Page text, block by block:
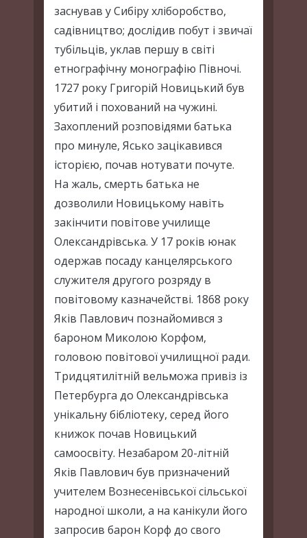
заснував у Сибіру хліборобство,
садівництво; дослідив побут і звичаї
тубільців, уклав першу в світі
етнографічну монографію Півночі.
1727 року Григорій Новицький був
убитий і похований на чужині.
Захоплений розповідями батька
про минуле, Ясько зацікавився
історією, почав нотувати почуте.
На жаль, смерть батька не
дозволили Новицькому навіть
закінчити повітове училище
Олександрівська. У 17 років юнак
одержав посаду канцелярського
служителя другого розряду в
повітовому казначействі. 1868 року
Яків Павлович познайомився з
бароном Миколою Корфом,
головою повітової училищної ради.
Тридцятилітній вельможа привіз із
Петербурга до Олександрівська
унікальну бібліотеку, серед його
книжок почав Новицький
самоосвіту. Незабаром 20-літній
Яків Павлович був призначений
учителем Вознесенівської сільської
народної школи, а на канікули його
запросив барон Корф до свого